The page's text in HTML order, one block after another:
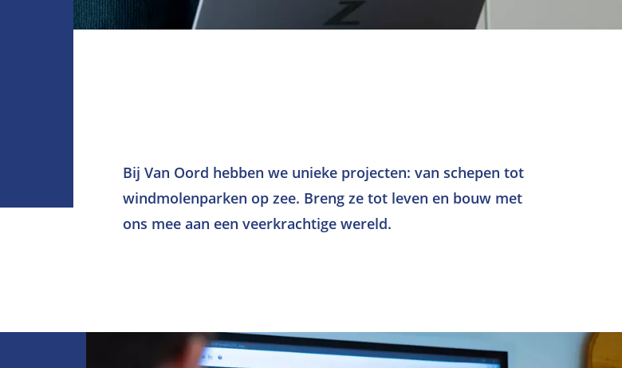
Bij Van Oord hebben we unieke projecten: van schepen tot
windmolenparken op zee. Breng ze tot leven en bouw met
ons mee aan een veerkrachtige wereld.